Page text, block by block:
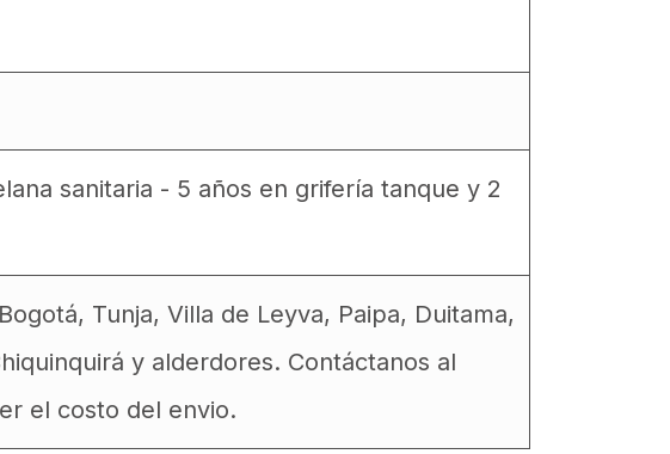
sanitaria - 5 años en grifería tanque y 2
Tunja, Villa de Leyva, Paipa, Duitama,
y alderdores. Contáctanos al
el costo del envio.